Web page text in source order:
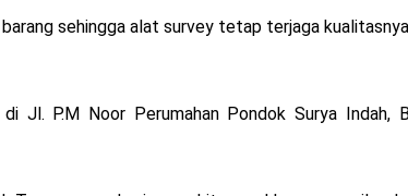
sehingga alat survey tetap terjaga
Jl. P.M Noor Perumahan Pondok Surya Indah,